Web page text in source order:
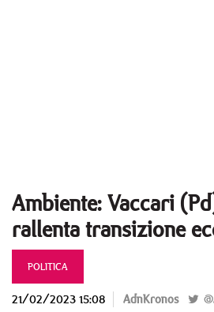
Ambiente: Vaccari
rallenta transizione
POLITICA
21/02/2023 15:08 AdnKronos